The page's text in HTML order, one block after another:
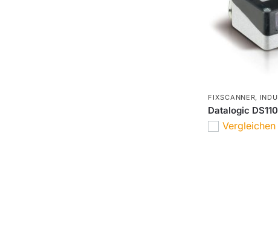
FIXSCANNER,
Datalogic
Vergleichen